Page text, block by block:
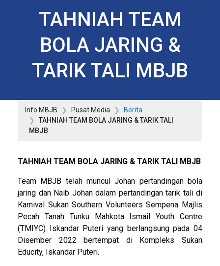
TAHNIAH TEAM
BOLA JARING &
TARIK TALI MBJB
Info MBJB Pusat Media
Berita
TAHNIAH TEAM BOLA JARING & TARIK TALI
MBJB
TAHNIAH TEAM BOLA JARING & TARIK TALI MBJB
Team MBJB telah muncul Johan pertandingan bola
jaring dan Naib Johan dalam pertandingan tarik tali di
Karnival Sukan Southern Volunteers Sempena Majlis
Pecah Tanah Tunku Mahkota Ismail Youth Centre
(TMIYC) Iskandar Puteri yang berlangsung pada 04
Disember 2022 bertempat di Kompleks Sukan
Educity, Iskandar Puteri.